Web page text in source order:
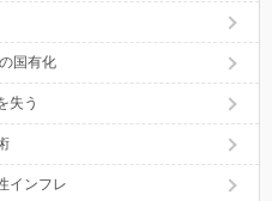
国有化
失う
インフレ